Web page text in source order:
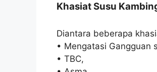
Khasiat Susu
Diantara beberapa
• Mengatasi Gangguan
• TBC,